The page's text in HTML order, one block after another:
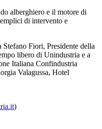
alberghiero e il motore di
di intervento e
Fiori, Presidente della
libero di Unindustria e a
Italiana Confindustria
Valagussa, Hotel
)